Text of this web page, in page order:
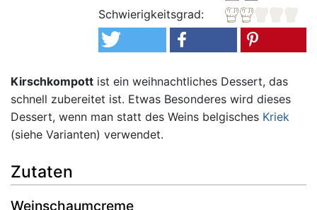
Schwierigkeitsgrad:
Kirschkompott ist ein weihnachtliches Dessert, das
schnell zubereitet ist. Etwas Besonderes wird dieses
Dessert, wenn man statt des Weins belgisches Kriek
(siehe Varianten) verwendet.
Zutaten
Weinschaumcreme